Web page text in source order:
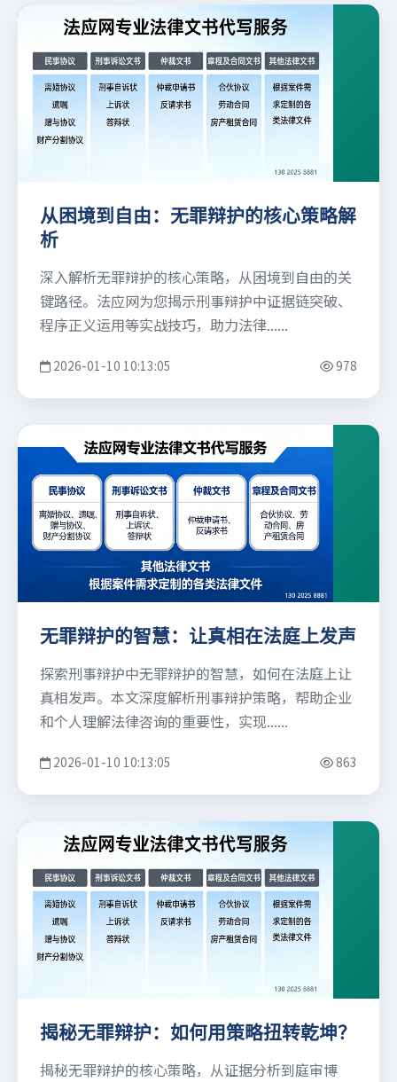
从困境到自由：无罪辩护的核心策略解
析
深入解析无罪辩护的核心策略，从困境到自由的关
键路径。法应网为您揭示刑事辩护中证据链突破、
程序正义运用等实战技巧，助力法律......
2026-01-10 10:13:05 978
无罪辩护的智慧：让真相在法庭上发声
探索刑事辩护中无罪辩护的智慧，如何在法庭上让
真相发声。本文深度解析刑事辩护策略，帮助企业
和个人理解法律咨询的重要性，实现......
2026-01-10 10:13:05 863
揭秘无罪辩护：如何用策略扭转乾坤？
揭秘无罪辩护的核心策略，从证据分析到庭审博